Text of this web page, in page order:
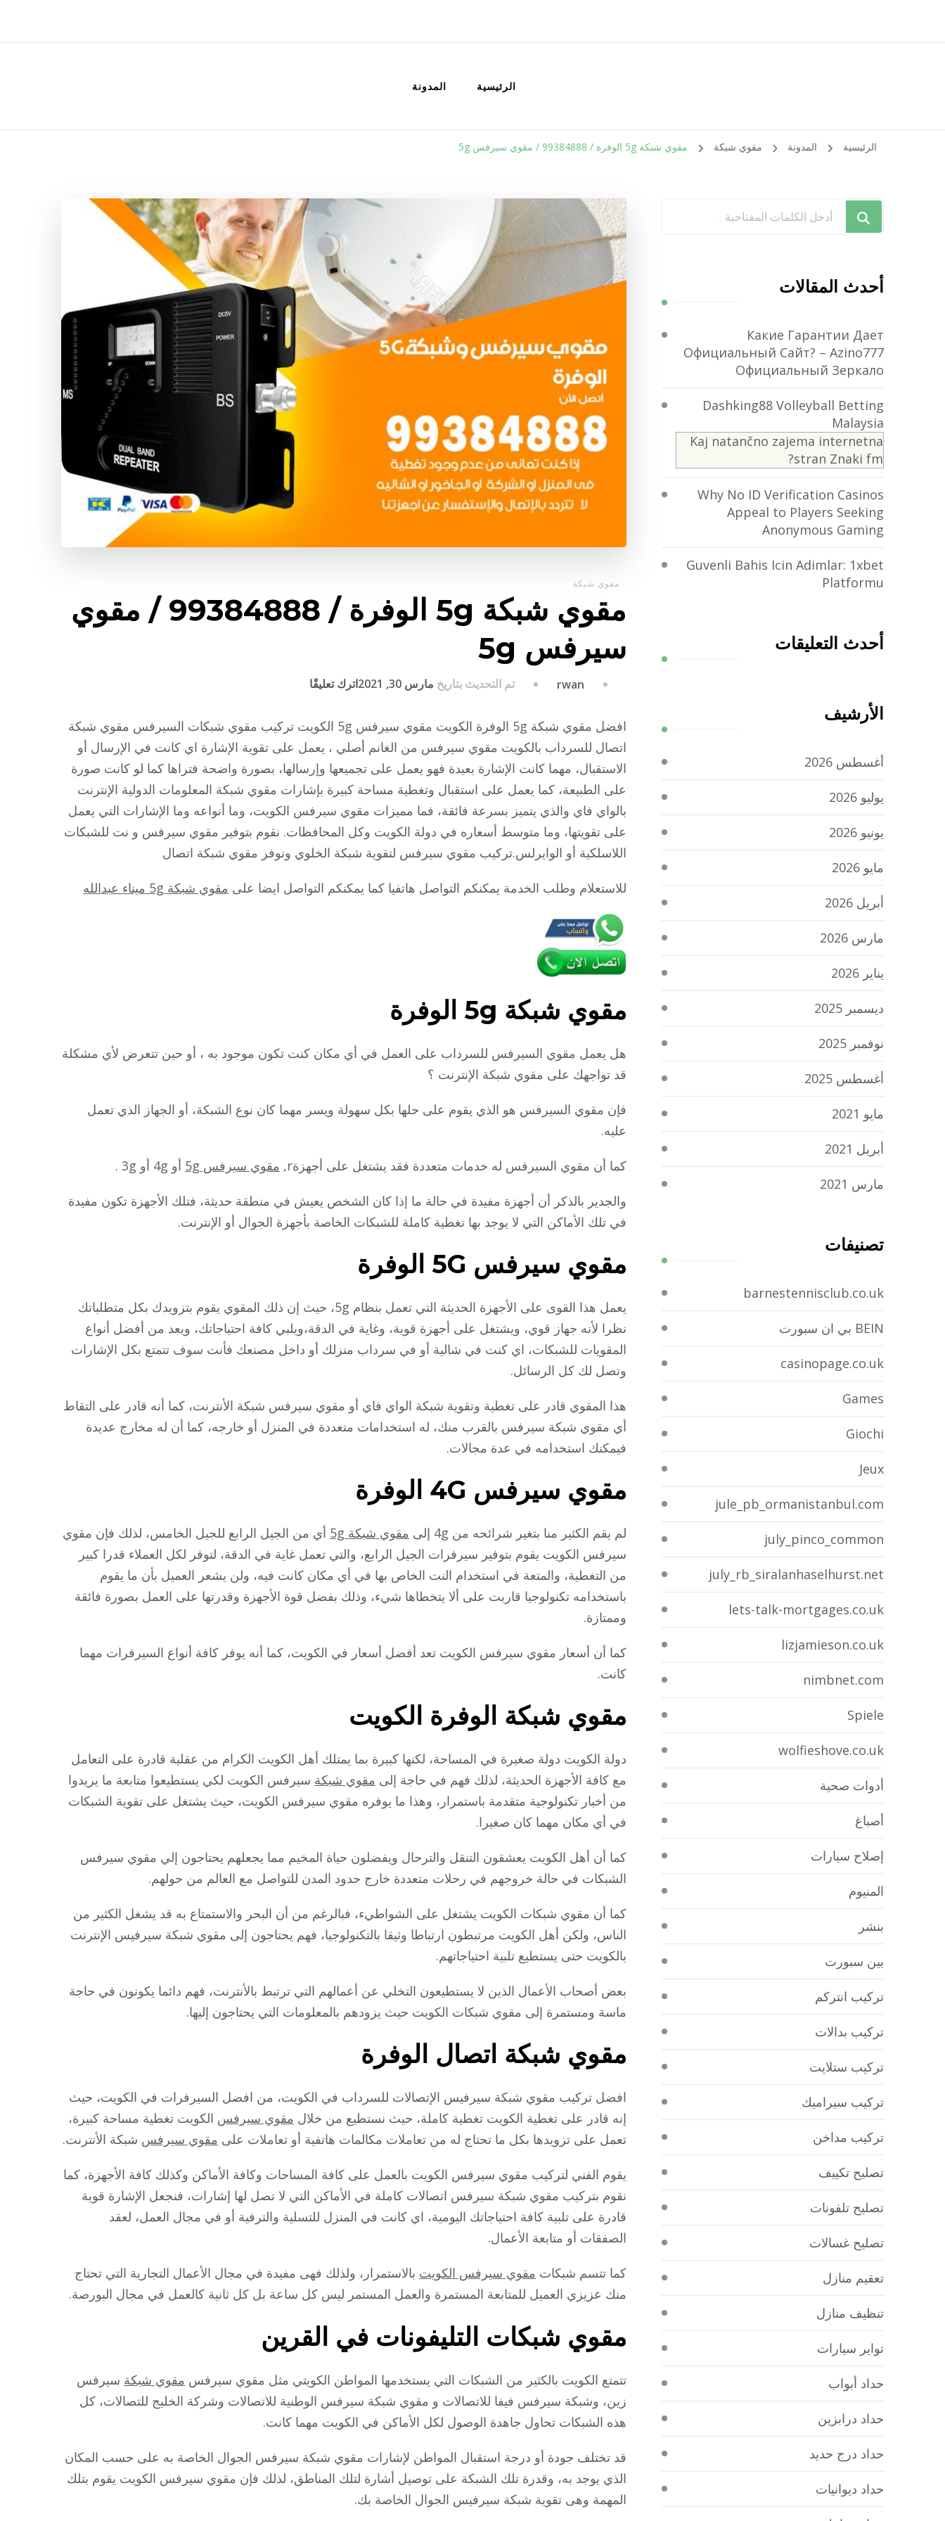
الرئيسية المدونة
الرئيسية المدونة مقوي شبكة مقوي شبكة 5g الوفرة / 99384888 / مقوي سيرفس 5g
مقوي شبكة
مقوي شبكة 5g الوفرة / 99384888 / مقوي
سيرفس 5g
rwan تم التحديث بتاريخ مارس 30, 2021 اترك تعليقًا
شبكة
5g
الوفرة
/
99384888
/
مقوي
سيرفس
افضل مقوي شبكة 5g الوفرة الكويت مقوي سيرفس 5g الكويت تركيب مقوي شبكات السيرفس مقوي شبكة
اتصال للسرداب بالكويت مقوي سيرفس من الغانم أصلي ، يعمل على تقوية الإشارة اي كانت في الإرسال أو
الاستقبال، مهما كانت الإشارة بعيدة فهو يعمل على تجميعها وإرسالها، بصورة واضحة فتراها كما لو كانت صورة
على الطبيعة، كما يعمل على استقبال وتغطية مساحة كبيرة بإشارات مقوي شبكة المعلومات الدولية الإنترنت
بالواي فاي والذي يتميز بسرعة فائقة، فما مميزات مقوي سيرفس الكويت، وما أنواعه وما الإشارات التي يعمل
على تقويتها، وما متوسط أسعاره في دولة الكويت وكل المحافظات. نقوم بتوفير مقوي سيرفس و نت للشبكات
اللاسلكية أو الوايرلس.تركيب مقوي سيرفس لتقوية شبكة الخلوي ونوفر مقوي شبكة اتصال
للاستعلام وطلب الخدمة يمكنكم التواصل هاتفيا كما يمكنكم التواصل ايضا على مقوي شبكة 5g ميناء عبدالله
مقوي شبكة 5g الوفرة
هل يعمل مقوي السيرفس للسرداب على العمل في أي مكان كنت تكون موجود به ، أو حين تتعرض لأي مشكلة
قد تواجهك على مقوي شبكة الإنترنت ؟
فإن مقوي السيرفس هو الذي يقوم على حلها بكل سهولة ويسر مهما كان نوع الشبكة، أو الجهاز الذي تعمل
عليه.
كما أن مقوي السيرفس له خدمات متعددة فقد يشتغل على أجهزةr, مقوي سيرفس 5g أو 4g أو 3g .
والجدير بالذكر أن أجهزة مفيدة في حالة ما إذا كان الشخص يعيش في منطقة حديثة، فتلك الأجهزة تكون مفيدة
في تلك الأماكن التي لا يوجد بها تغطية كاملة للشبكات الخاصة بأجهزة الجوال أو الإنترنت.
مقوي سيرفس 5G الوفرة
يعمل هذا القوى على الأجهزة الحديثة التي تعمل بنظام 5g، حيث إن ذلك المقوي يقوم بتزويدك بكل متطلباتك
نظرا لأنه جهاز قوي، ويشتغل على أجهزة قوية، وغاية في الدقة،ويلبي كافة احتياجاتك، ويعد من أفضل أنواع
المقويات للشبكات، اي كنت في شالية أو في سرداب منزلك أو داخل مصنعك فأنت سوف تتمتع بكل الإشارات
وتصل لك كل الرسائل.
هذا المقوي قادر على تغطية وتقوية شبكة الواي فاي أو مقوي سيرفس شبكة الأنترنت، كما أنه قادر على التقاط
أي مقوي شبكة سيرفس بالقرب منك، له استخدامات متعددة في المنزل أو خارجه، كما أن له مخارج عديدة
فيمكنك استخدامه في عدة مجالات.
مقوي سيرفس 4G الوفرة
لم يقم الكثير منا بتغير شرائحه من 4g إلى مقوي شبكة 5g
أي من الجيل الرابع للجيل الخامس، لذلك فإن مقوي
سيرفس الكويت يقوم بتوفير سيرفرات الجيل الرابع، والتي تعمل غاية في الدقة، لتوفر لكل العملاء قدرا كبير
من التغطية، والمتعة في استخدام النت الخاص بها في أي مكان كانت فيه، ولن يشعر العميل بأن ما يقوم
باستخدامه تكنولوجيا قاربت على ألا يتخطاها شيء، وذلك بفضل قوة الأجهزة وقدرتها على العمل بصورة فائقة
وممتازة.
كما أن أسعار مقوي سيرفس الكويت تعد أفضل أسعار في الكويت، كما أنه يوفر كافة أنواع السيرفرات مهما
كانت.
مقوي شبكة الوفرة الكويت
دولة الكويت دولة صغيرة في المساحة، لكنها كبيرة بما يمتلك أهل الكويت الكرام من عقلية قادرة على التعامل
مع كافة الأجهزة الحديثة، لذلك فهم في حاجة إلى مقوي شبكة سيرفس الكويت لكي يستطيعوا متابعة ما يريدوا
من أخبار تكنولوجية متقدمة باستمرار، وهذا ما يوفره مقوي سيرفس الكويت، حيث يشتغل على تقوية الشبكات
في أي مكان مهما كان صغيرا.
كما أن أهل الكويت يعشقون التنقل والترحال ويفضلون حياة المخيم مما يجعلهم يحتاجون إلي مقوي سيرفس
الشبكات في حالة خروجهم في رحلات متعددة خارج حدود المدن للتواصل مع العالم من حولهم.
كما أن مقوي شبكات الكويت يشتغل على الشواطيء، فبالرغم من أن البحر والاستمتاع به قد يشغل الكثير من
الناس، ولكن أهل الكويت مرتبطون ارتباطا وثيقا بالتكنولوجيا، فهم يحتاجون إلى مقوي شبكة سيرفيس الإنترنت
بالكويت حتى يستطيع تلبية احتياجاتهم.
بعض أصحاب الأعمال الذين لا يستطيعون التخلي عن أعمالهم التي ترتبط بالأنترنت، فهم دائما يكونون في حاجة
ماسة ومستمرة إلى مقوي شبكات الكويت حيث يزودهم بالمعلومات التي يحتاجون إليها.
مقوي شبكة اتصال الوفرة
افضل تركيب مقوي شبكة سيرفيس الإتصالات للسرداب في الكويت، من افضل السيرفرات في الكويت، حيث
إنه قادر على تغطية الكويت تغطية كاملة، حيث نستطيع من خلال مقوي سيرفس الكويت تغطية مساحة كبيرة،
تعمل على تزويدها بكل ما تحتاج له من تعاملات مكالمات هاتفية أو تعاملات على مقوي سيرفس شبكة الأنترنت.
يقوم الفني لتركيب مقوي سيرفس الكويت بالعمل على كافة المساحات وكافة الأماكن وكذلك كافة الأجهزة، كما
نقوم بتركيب مقوي شبكة سيرفس اتصالات كاملة في الأماكن التي لا تصل لها إشارات، فنجعل الإشارة قوية
قادرة على تلبية كافة احتياجاتك اليومية، اي كانت في المنزل للتسلية والترفية أو في مجال العمل، لعقد
الصفقات أو متابعة الأعمال.
كما تتسم شبكات مقوي سيرفس الكويت بالاستمرار، ولذلك فهى مفيدة في مجال الأعمال التجارية التي تحتاج
منك عزيزي العميل للمتابعة المستمرة والعمل المستمر ليس كل ساعة بل كل ثانية كالعمل في مجال البورصة.
مقوي شبكات التليفونات في القرين
تتمتع الكويت بالكثير من الشبكات التي يستخدمها المواطن الكويتي مثل مقوي سيرفس مقوي شبكة سيرفس
زين، وشبكة سيرفس فيفا للاتصالات و مقوي شبكة سيرفس الوطنية للاتصالات وشركة الخليج للتصالات، كل
هذه الشبكات تحاول جاهدة الوصول لكل الأماكن في الكويت مهما كانت.
قد تختلف جودة أو درجة استقبال المواطن لإشارات مقوي شبكة سيرفس الجوال الخاصة به على حسب المكان
الذي يوجد به، وقدرة تلك الشبكة على توصيل أشارة لتلك المناطق، لذلك فإن مقوي سيرفس الكويت يقوم بتلك
المهمة وهى تقوية شبكة سيرفيس الجوال الخاصة بك.
تبحث
شيء
ما؟
أحدث المقالات
Какие Гарантии Дает
Официальный Сайт? – Azino777
Официальный Зеркало
Dashking88 Volleyball Betting
Malaysia
Kaj natančno zajema internetna
stran Znaki fm?
Why No ID Verification Casinos
Appeal to Players Seeking
Anonymous Gaming
Guvenli Bahis Icin Adimlar: 1xbet
Platformu
أحدث التعليقات
الأرشيف
أغسطس 2026
يوليو 2026
يونيو 2026
مايو 2026
أبريل 2026
مارس 2026
يناير 2026
ديسمبر 2025
نوفمبر 2025
أغسطس 2025
مايو 2021
أبريل 2021
مارس 2021
تصنيفات
barnestennisclub.co.uk
BEIN بي ان سبورت
casinopage.co.uk
Games
Giochi
Jeux
jule_pb_ormanistanbul.com
july_pinco_common
july_rb_siralanhaselhurst.net
lets-talk-mortgages.co.uk
lizjamieson.co.uk
nimbnet.com
Spiele
wolfieshove.co.uk
أدوات صحية
أصباغ
إصلاح سيارات
المنيوم
بنشر
بين سبورت
تركيب انتركم
تركيب بدالات
تركيب ستلايت
تركيب سيراميك
تركيب مداخن
تصليح تكييف
تصليح تلفونات
تصليح غسالات
تعقيم منازل
تنظيف منازل
تواير سيارات
حداد أبواب
حداد درابزين
حداد درج حديد
حداد ديوانيات